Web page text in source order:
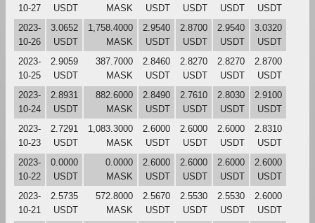
10-27
USDT
MASK
USDT
USDT
USDT
USDT
2023-
10-26
3.0652
USDT
1,758.4000
MASK
2.9540
USDT
2.8700
USDT
2.9540
USDT
3.0320
USDT
2023-
10-25
2.9059
USDT
387.7000
MASK
2.8460
USDT
2.8270
USDT
2.8270
USDT
2.8700
USDT
2023-
10-24
2.8931
USDT
882.6000
MASK
2.8490
USDT
2.7610
USDT
2.8030
USDT
2.9100
USDT
2023-
10-23
2.7291
USDT
1,083.3000
MASK
2.6000
USDT
2.6000
USDT
2.6000
USDT
2.8310
USDT
2023-
10-22
0.0000
USDT
0.0000
MASK
2.6000
USDT
2.6000
USDT
2.6000
USDT
2.6000
USDT
2023-
10-21
2.5735
USDT
572.8000
MASK
2.5670
USDT
2.5530
USDT
2.5530
USDT
2.6000
USDT